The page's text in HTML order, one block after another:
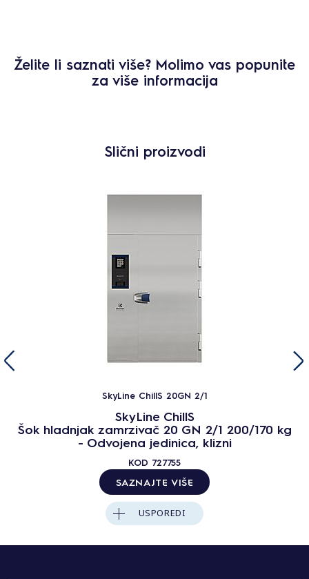
Želite li saznati više? Molimo vas popunite
za više informacija
Slični proizvodi
SkyLine ChillS 20GN 2/1
SkyLine ChillS
Šok hladnjak zamrzivač 20 GN 2/1 200/170 kg
- Odvojena jedinica, klizni
KOD 727755
SAZNAJTE VIŠE
USPOREDI